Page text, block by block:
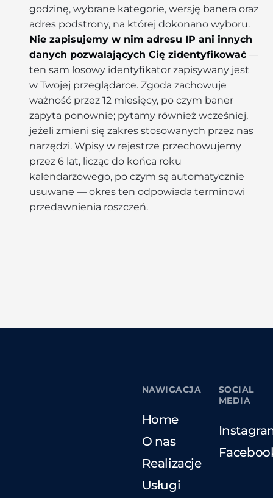
godzinę, wybrane kategorie, wersję banera oraz
adres podstrony, na której dokonano wyboru.
Nie zapisujemy w nim adresu IP ani innych
danych pozwalających Cię zidentyfikować —
ten sam losowy identyfikator zapisywany jest
w Twojej przeglądarce. Zgoda zachowuje
ważność przez 12 miesięcy, po czym baner
zapyta ponownie; pytamy również wcześniej,
jeżeli zmieni się zakres stosowanych przez nas
narzędzi. Wpisy w rejestrze przechowujemy
przez 6 lat, licząc do końca roku
kalendarzowego, po czym są automatycznie
usuwane — okres ten odpowiada terminowi
przedawnienia roszczeń.
NAWIGACJA
Home
O nas
Realizacje
Usługi
SOCIAL
MEDIA